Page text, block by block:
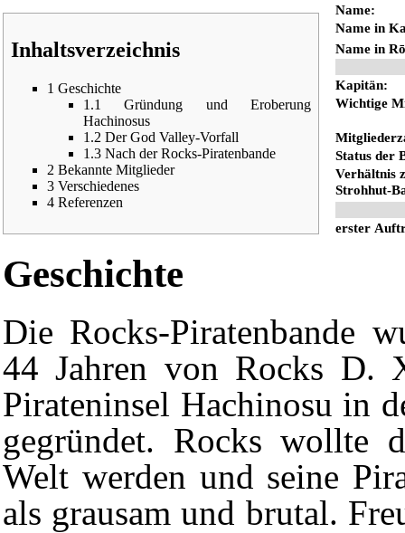
Name:
Name in
Name in
Kapitän:
Wichtige
Status der
Verhältnis
Strohhut-
erster
Inhaltsverzeichnis
1 Geschichte
1.1
Gründung und Eroberung
Hachinosus
1.2 Der God Valley-Vorfall
1.3 Nach der Rocks-Piratenbande
2 Bekannte Mitglieder
3 Verschiedenes
4 Referenzen
Geschichte
Die Rocks-Piratenbande
44 Jahren von Rocks D.
Pirateninsel Hachinosu in
gegründet. Rocks wollte
Welt werden und seine
als grausam und brutal.